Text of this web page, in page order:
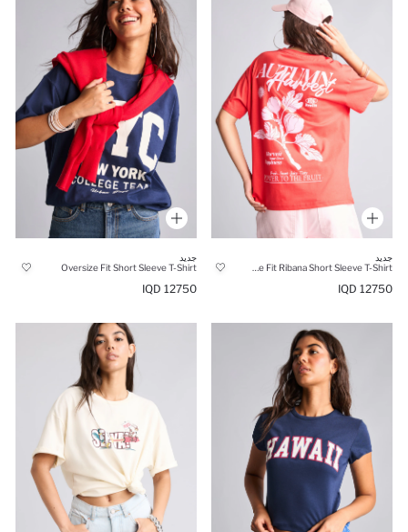
جديد
12750 IQD
جديد
Oversize Fit Short Sleeve T-Shirt
12750 IQD